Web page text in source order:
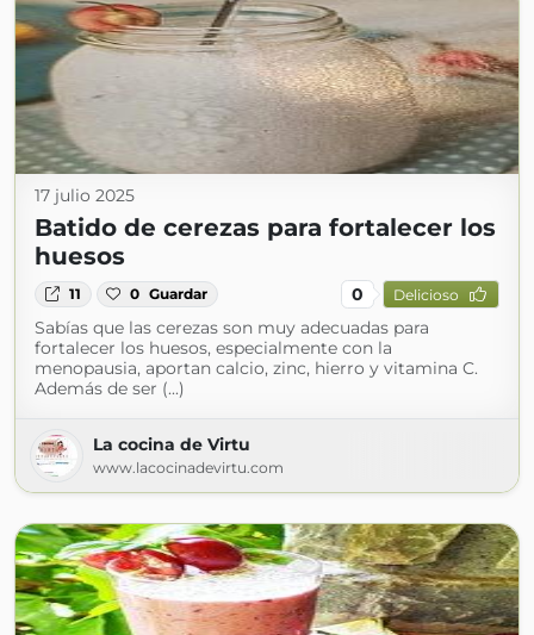
17 julio 2025
Batido de cerezas para fortalecer los
huesos
11 0 Guardar 0 Delicioso
Sabías que las cerezas son muy adecuadas para
fortalecer los huesos, especialmente con la
menopausia, aportan calcio, zinc, hierro y vitamina C.
Además de ser (...)
La cocina de Virtu
www.lacocinadevirtu.com